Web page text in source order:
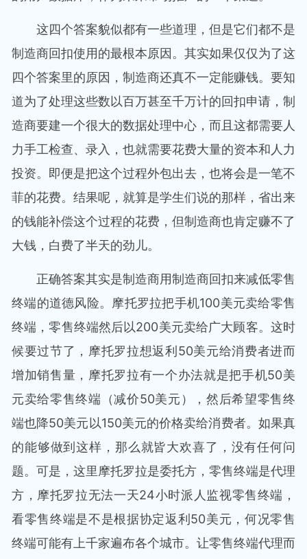
这四个答案貌似都有一些道理，但是它们都不是
制造商回扣使用的最根本原因。其实如果仅仅为了这
四个答案里的原因，制造商还真不一定能赚钱。要知
道为了处理这些数以百万甚至千万计的回扣申请，制
造商要建一个很大的数据处理中心，而且这都需要人
力手工检查、录入，也就需要花费大量的资本和人力
投资。即便是把这个过程外包出去，也将会是一笔不
菲的花费。结果呢，就算是学生们说的那样，省出来
的钱能补偿这个过程的花费，但制造商也肯定赚不了
大钱，白费了半天的劲儿。
正确答案其实是制造商用制造商回扣来减低零售
终端的道德风险。摩托罗拉把手机100美元卖给零售
终端，零售终端然后以200美元卖给广大顾客。这时
候要过节了，摩托罗拉想返利50美元给消费者进而
增加销售量，摩托罗拉有一个办法就是把手机50美
元卖给零售终端（减价50美元），然后希望零售终
端也降50美元以150美元的价格卖给消费者。如果真
的能够做到这样，那么就皆大欢喜了，没有任何问
题。可是，这里摩托罗拉是委托方，零售终端是代理
方，摩托罗拉无法一天24小时派人监视零售终端，
看零售终端是不是根据协定返利50美元，何况零售
终端可能有上千家遍布各个城市。让零售终端代理而